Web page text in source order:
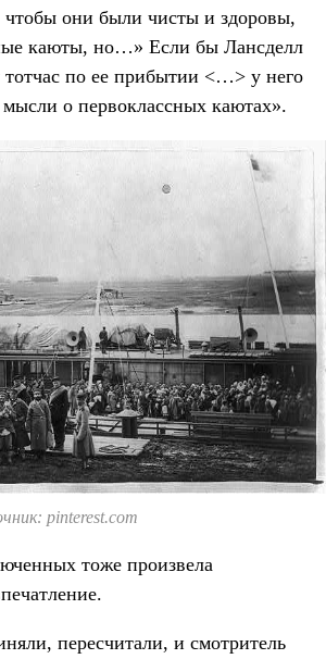
они были чисты и здоровы,
каюты, но…» Если бы Лансделл
тотчас по ее прибытии <…> у него
о первоклассных каютах».
pinterest.com
тоже произвела
пересчитали, и смотритель